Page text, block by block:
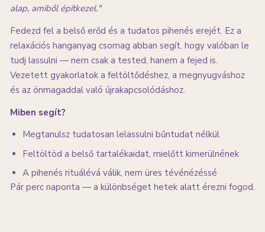
alap, amiből építkezel."
Fedezd fel a belső erőd és a tudatos pihenés erejét. Ez a
relaxációs hanganyag csomag abban segít, hogy valóban le
tudj lassulni — nem csak a tested, hanem a fejed is.
Vezetett gyakorlatok a feltöltődéshez, a megnyugváshoz
és az önmagaddal való újrakapcsolódáshoz.
Miben segít?
Megtanulsz tudatosan lelassulni bűntudat nélkül
Feltöltöd a belső tartalékaidat, mielőtt kimerülnének
A pihenés rituálévá válik, nem üres tévénézéssé
Pár perc naponta — a különbséget hetek alatt érezni fogod.